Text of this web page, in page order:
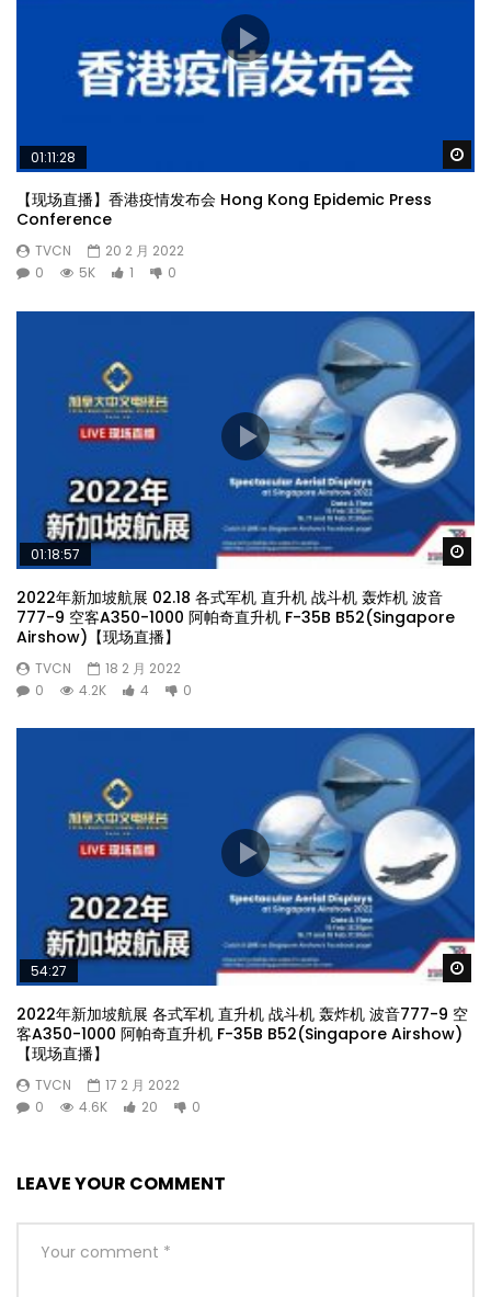
01:11:28
【现场直播】香港疫情发布会 Hong Kong Epidemic Press
Conference
TVCN
20 2 月 2022
0
5K 1 0
01:18:57
2022年新加坡航展 02.18 各式军机 直升机 战斗机 轰炸机 波音
777-9 空客A350-1000 阿帕奇直升机 F-35B B52(Singapore
Airshow)【现场直播】
TVCN
18 2 月 2022
0
4.2K 4 0
54:27
2022年新加坡航展 各式军机 直升机 战斗机 轰炸机 波音777-9 空
客A350-1000 阿帕奇直升机 F-35B B52(Singapore Airshow)
【现场直播】
TVCN
17 2 月 2022
0
4.6K 20 0
LEAVE YOUR COMMENT